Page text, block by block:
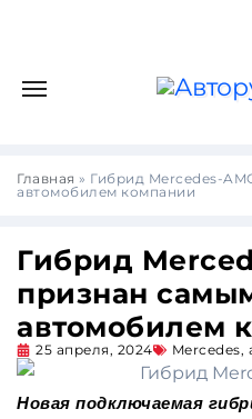
Главная » Гибрид Mercedes-
автомобилем компании
Гибрид
признан
автомобилем
25 апреля, 2024 Mercedes,
Новая подключаемая